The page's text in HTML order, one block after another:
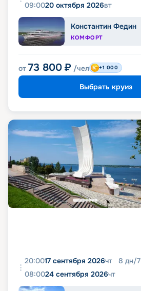
09:0020 октября 2026вт
Константин Федин
КОМФОРТ
от 73 800 ₽ /чел +1 000
Выбрать круиз
20:0017 сентября 2026чт 8 дн/7
08:0024 сентября 2026чт